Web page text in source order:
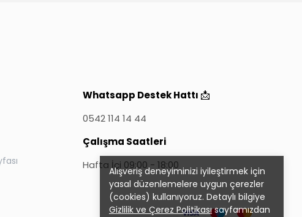
Alışveriş deneyiminizi iyileştirmek için
yasal düzenlemelere uygun çerezler
(cookies) kullanıyoruz. Detaylı bilgiye
Gizlilik ve Çerez Politikasısayfamızdan
Whatsapp Destek Hattı 📩
0542 114 14 44
Çalışma Saatleri
Hafta İçi 09:00 - 18:00